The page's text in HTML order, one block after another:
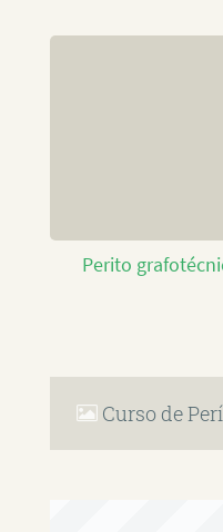
Perito
Curso de